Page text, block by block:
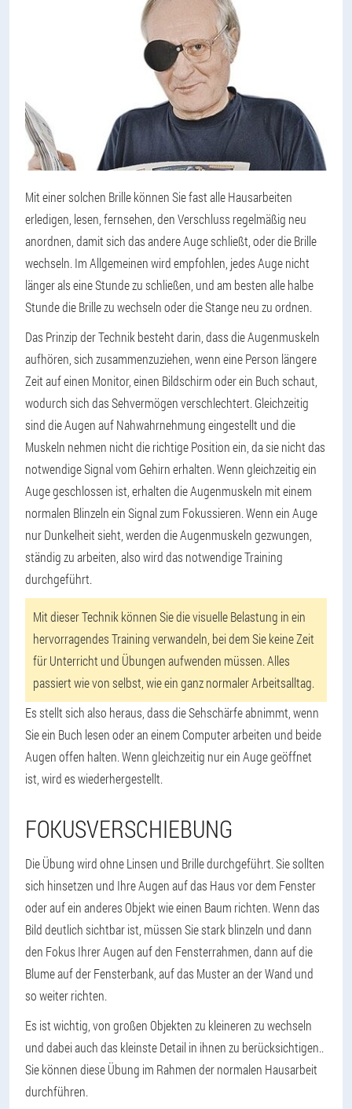
Mit einer solchen Brille können Sie fast alle Hausarbeiten
erledigen, lesen, fernsehen, den Verschluss regelmäßig neu
anordnen, damit sich das andere Auge schließt, oder die Brille
wechseln. Im Allgemeinen wird empfohlen, jedes Auge nicht
länger als eine Stunde zu schließen, und am besten alle halbe
Stunde die Brille zu wechseln oder die Stange neu zu ordnen.
Das Prinzip der Technik besteht darin, dass die Augenmuskeln
aufhören, sich zusammenzuziehen, wenn eine Person längere
Zeit auf einen Monitor, einen Bildschirm oder ein Buch schaut,
wodurch sich das Sehvermögen verschlechtert. Gleichzeitig
sind die Augen auf Nahwahrnehmung eingestellt und die
Muskeln nehmen nicht die richtige Position ein, da sie nicht das
notwendige Signal vom Gehirn erhalten. Wenn gleichzeitig ein
Auge geschlossen ist, erhalten die Augenmuskeln mit einem
normalen Blinzeln ein Signal zum Fokussieren. Wenn ein Auge
nur Dunkelheit sieht, werden die Augenmuskeln gezwungen,
ständig zu arbeiten, also wird das notwendige Training
durchgeführt.
Mit dieser Technik können Sie die visuelle Belastung in ein
hervorragendes Training verwandeln, bei dem Sie keine Zeit
für Unterricht und Übungen aufwenden müssen. Alles
passiert wie von selbst, wie ein ganz normaler Arbeitsalltag.
Es stellt sich also heraus, dass die Sehschärfe abnimmt, wenn
Sie ein Buch lesen oder an einem Computer arbeiten und beide
Augen offen halten. Wenn gleichzeitig nur ein Auge geöffnet
ist, wird es wiederhergestellt.
FOKUSVERSCHIEBUNG
Die Übung wird ohne Linsen und Brille durchgeführt. Sie sollten
sich hinsetzen und Ihre Augen auf das Haus vor dem Fenster
oder auf ein anderes Objekt wie einen Baum richten. Wenn das
Bild deutlich sichtbar ist, müssen Sie stark blinzeln und dann
den Fokus Ihrer Augen auf den Fensterrahmen, dann auf die
Blume auf der Fensterbank, auf das Muster an der Wand und
so weiter richten.
Es ist wichtig, von großen Objekten zu kleineren zu wechseln
und dabei auch das kleinste Detail in ihnen zu berücksichtigen..
Sie können diese Übung im Rahmen der normalen Hausarbeit
durchführen.